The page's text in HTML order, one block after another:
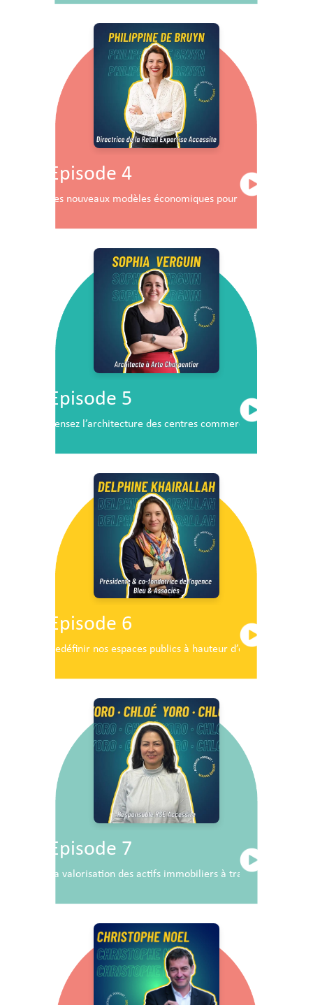
Episode 4
Les nouveaux modèles économiques pour les centres
Episode 5
Pensez l’architecture des centres commerciaux de demain
Episode 6
Redéfinir nos espaces publics à hauteur d’enfants
Episode 7
La valorisation des actifs immobiliers à travers la RSE